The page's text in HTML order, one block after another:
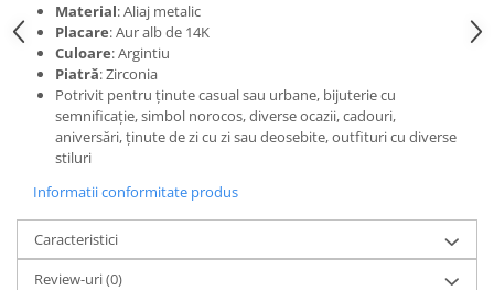
Material: Aliaj metalic
Placare: Aur alb de 14K
Culoare: Argintiu
Piatră: Zirconia
Potrivit pentru ținute casual sau urbane, bijuterie cu
semnificație, simbol norocos, diverse ocazii, cadouri,
aniversări, ținute de zi cu zi sau deosebite, outfituri cu diverse
stiluri
Informatii conformitate produs
Caracteristici
Review-uri(0)